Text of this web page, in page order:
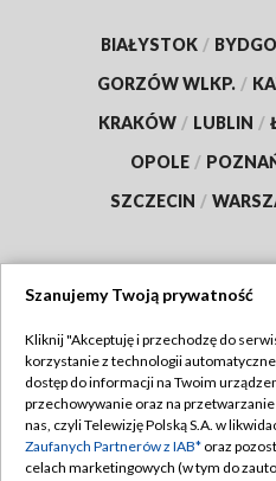
BIAŁYSTOK /
GORZÓW WLKP. /
KRAKÓW / LUBLIN /
OPOLE /
SZCZECIN /
Abonament TVP
Emisja w TVP
Polityka
Szanujemy Twoją prywatność
Kliknij "Akceptuję i przechodzę do
korzystanie z technologii
dostęp do informacji na Twoim
przechowywanie oraz na
nas, czyli Telewizję Polską S.A. w
Zaufanych Partnerów z IAB* oraz
celach marketingowych (w tym do